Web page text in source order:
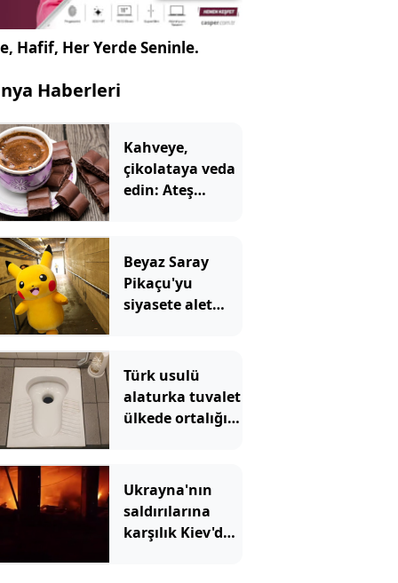
Hafif, Her Yerde Seninle.
Haberleri
Kahveye,
çikolataya veda
edin: Ateş
Beyaz Saray
Pikaçu'yu
siyasete alet
uyarı geldi
Türk usulü
alaturka tuvalet
ülkede ortalığı
Ukrayna'nın
saldırılarına
karşılık Kiev'de